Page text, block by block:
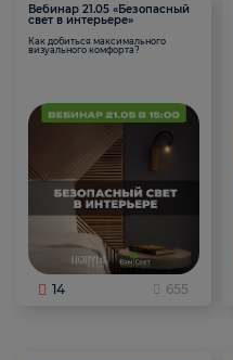
Вебинар 21.05 «Безопасный
свет в интерьере»
Как добиться максимального
визуального комфорта?
14 655